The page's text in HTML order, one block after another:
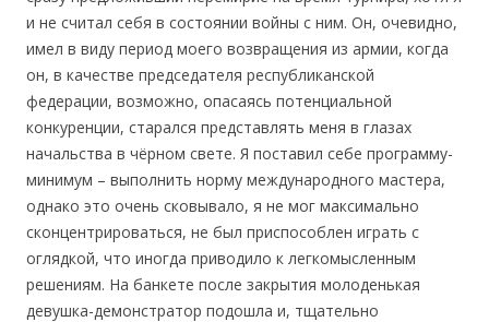
и не считал себя в состоянии войны с ним. Он, очевидно,
имел в виду период моего возвращения из армии, когда
он, в качестве председателя республиканской
федерации, возможно, опасаясь потенциальной
конкуренции, старался представлять меня в глазах
начальства в чёрном свете. Я поставил себе программу-
минимум – выполнить норму международного мастера,
однако это очень сковывало, я не мог максимально
сконцентрироваться, не был приспособлен играть с
оглядкой, что иногда приводило к легкомысленным
решениям. На банкете после закрытия молоденькая
девушка-демонстратор подошла и, тщательно